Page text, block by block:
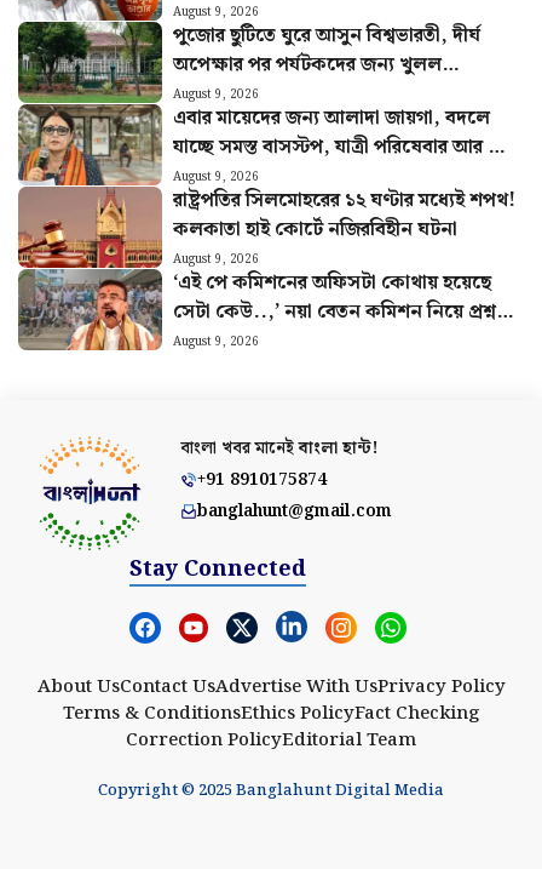
August 9, 2026
পুজোর ছুটিতে ঘুরে আসুন বিশ্বভারতী, দীর্ঘ
অপেক্ষার পর পর্যটকদের জন্য খুলল
শান্তিনিকেতন গৃহ
August 9, 2026
এবার মায়েদের জন্য আলাদা জায়গা, বদলে
যাচ্ছে সমস্ত বাসস্টপ, যাত্রী পরিষেবার আর কী
কী পরিবর্তন?
August 9, 2026
রাষ্ট্রপতির সিলমোহরের ১২ ঘণ্টার মধ্যেই শপথ!
কলকাতা হাই কোর্টে নজিরবিহীন ঘটনা
August 9, 2026
‘এই পে কমিশনের অফিসটা কোথায় হয়েছে
সেটা কেউ..,’ নয়া বেতন কমিশন নিয়ে প্রশ্ন
সরকারি কর্মীদের
August 9, 2026
বাংলা খবর মানেইবাংলা হান্ট!
+91 8910175874
banglahunt@gmail.com
Stay Connected
About UsContact UsAdvertise With UsPrivacy Policy
Terms & ConditionsEthics PolicyFact Checking
Correction PolicyEditorial Team
Copyright © 2025 Banglahunt Digital Media